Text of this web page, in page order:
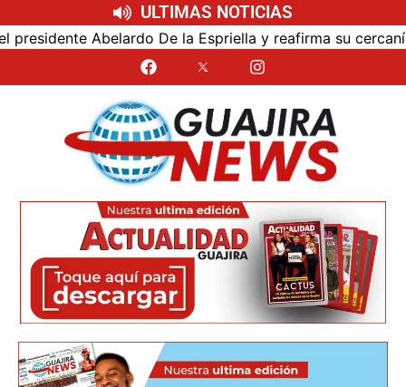
ULTIMAS NOTICIAS
De la Espriella y reafirma su cercanía con el nuevo